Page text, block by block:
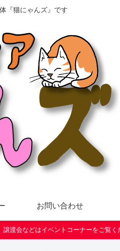
『猫にゃんズ』です
お問い合わせ
渡会などはイベントコーナーをご覧く